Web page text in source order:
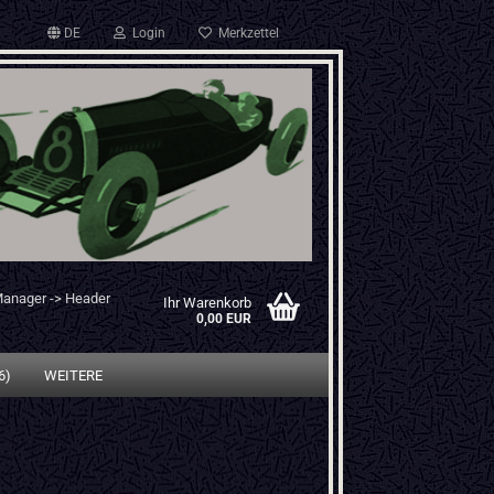
DE Login Merkzettel
-> Header Ihr Warenkorb
0,00 EUR
WEITERE